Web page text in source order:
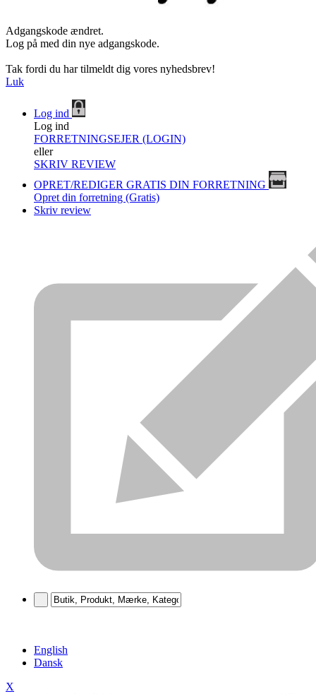
Adgangskode ændret.
Log på med din nye adgangskode.
Tak fordi du har tilmeldt dig vores nyhedsbrev!
Luk
Log ind
Log ind
FORRETNINGSEJER (LOGIN)
eller
SKRIV REVIEW
OPRET/REDIGER GRATIS DIN FORRETNING
Opret din forretning (Gratis)
Skriv review
English
Dansk
X